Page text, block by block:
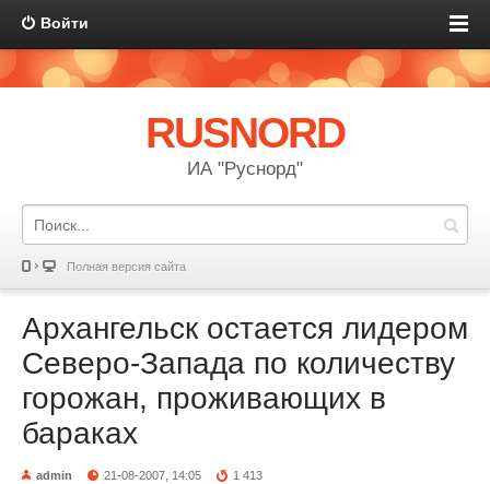
Войти
RUSNORD
ИА "Руснорд"
Полная версия сайта
Архангельск остается лидером
Северо-Запада по количеству
горожан, проживающих в
бараках
admin 21-08-2007, 14:05 1 413